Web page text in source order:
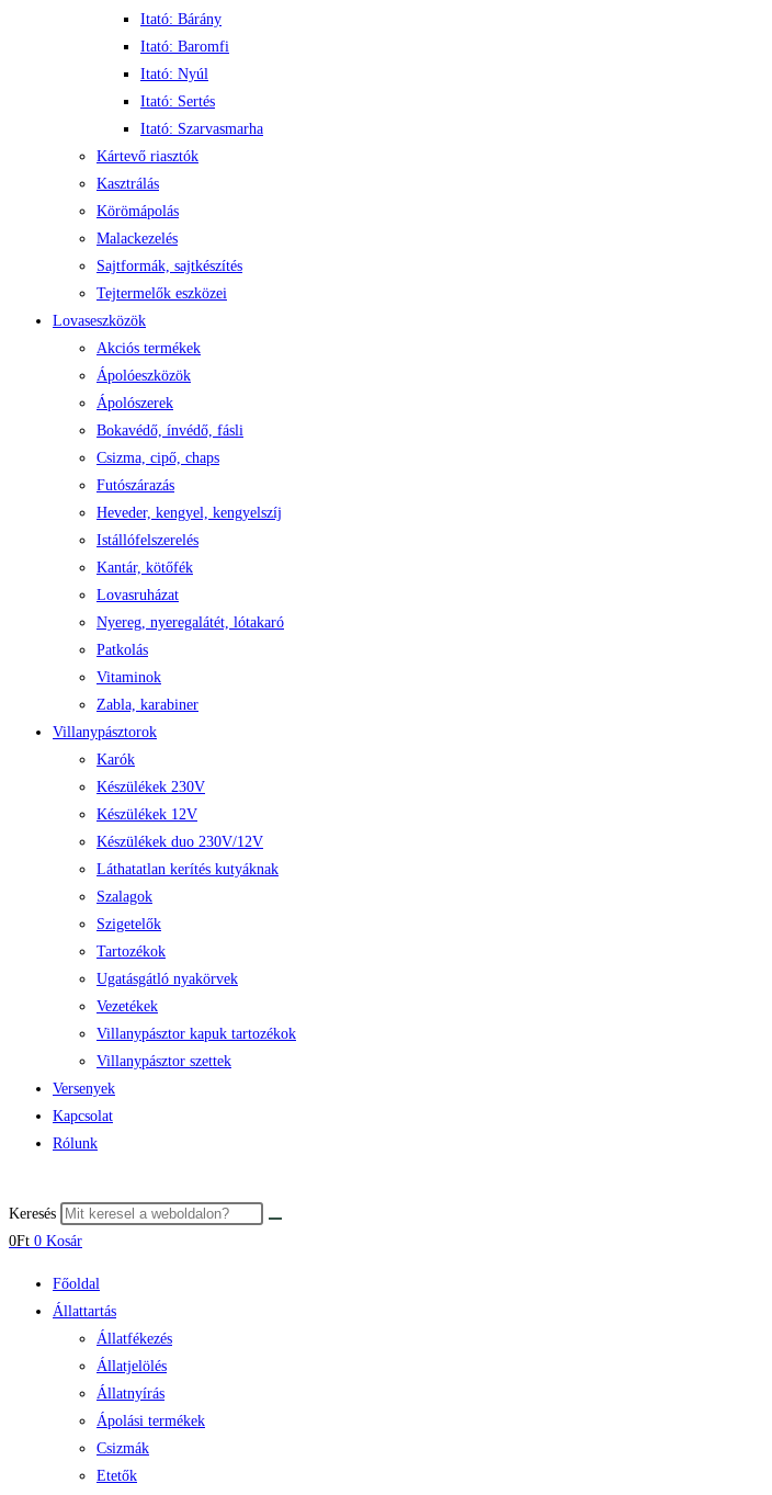
Itató: Bárány
Itató: Baromfi
Itató: Nyúl
Itató: Sertés
Itató: Szarvasmarha
Kártevő riasztók
Kasztrálás
Körömápolás
Malackezelés
Sajtformák, sajtkészítés
Tejtermelők eszközei
Lovaseszközök
Akciós termékek
Ápolóeszközök
Ápolószerek
Bokavédő, ínvédő, fásli
Csizma, cipő, chaps
Futószárazás
Heveder, kengyel, kengyelszíj
Istállófelszerelés
Kantár, kötőfék
Lovasruházat
Nyereg, nyeregalátét, lótakaró
Patkolás
Vitaminok
Zabla, karabiner
Villanypásztorok
Karók
Készülékek 230V
Készülékek 12V
Készülékek duo 230V/12V
Láthatatlan kerítés kutyáknak
Szalagok
Szigetelők
Tartozékok
Ugatásgátló nyakörvek
Vezetékek
Villanypásztor kapuk tartozékok
Villanypásztor szettek
Versenyek
Kapcsolat
Rólunk
Keresés
0Ft 0 Kosár
Főoldal
Állattartás
Állatfékezés
Állatjelölés
Állatnyírás
Ápolási termékek
Csizmák
Etetők